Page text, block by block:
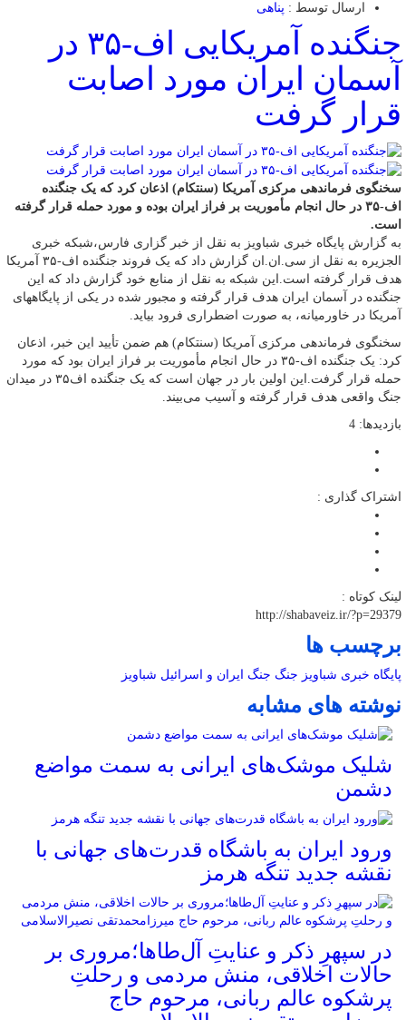
ارسال توسط : پناهی
جنگنده آمریکایی اف-۳۵ در
آسمان ایران مورد اصابت
قرار گرفت
سخنگوی فرماندهی مرکزی آمریکا (سنتکام) اذعان کرد که یک جنگنده
اف-۳۵ در حال انجام مأموریت بر فراز ایران بوده و مورد حمله قرار گرفته
است.
به گزارش پایگاه خبری شباویز به نقل از خبر گزاری فارس،شبکه خبری
الجزیره به نقل از سی.ان.ان گزارش داد که یک فروند جنگنده اف-۳۵ آمریکا
هدف قرار گرفته است.این شبکه به نقل از منابع خود گزارش داد که این
جنگنده در آسمان ایران هدف قرار گرفته و مجبور شده در یکی از پایگاههای
آمریکا در خاورمیانه، به صورت اضطراری فرود بیاید.
سخنگوی فرماندهی مرکزی آمریکا (سنتکام) هم ضمن تأیید این خبر، اذعان
کرد: یک جنگنده اف-۳۵ در حال انجام مأموریت بر فراز ایران بود که مورد
حمله قرار گرفت.این اولین بار در جهان است که یک جنگنده اف۳۵ در میدان
جنگ واقعی هدف قرار گرفته و آسیب می‌بیند.
بازدیدها: 4
اشتراک گذاری :
لینک کوتاه :
http://shabaveiz.ir/?p=29379
برچسب ها
پایگاه خبری شباویز جنگ جنگ ایران و اسرائیل شباویز
نوشته های مشابه
شلیک موشک‌های ایرانی به سمت مواضع
دشمن
ورود ایران به باشگاه قدرت‌های جهانی با
نقشه جدید تنگه هرمز
در سپهرِ ذکر و عنایتِ آل‌طاها؛مروری بر
حالات اخلاقی، منش مردمی و رحلتِ
پرشکوه عالم ربانی، مرحوم حاج